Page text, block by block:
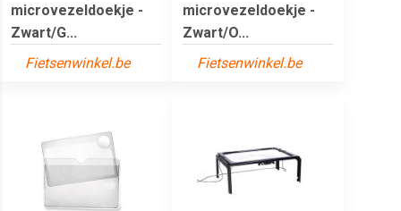
microvezeldoekje -
Zwart/G...
Fietsenwinkel.be
microvezeldoekje -
Zwart/O...
Fietsenwinkel.be